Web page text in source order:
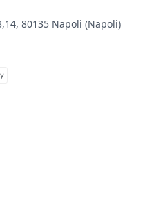
80135 Napoli (Napoli)